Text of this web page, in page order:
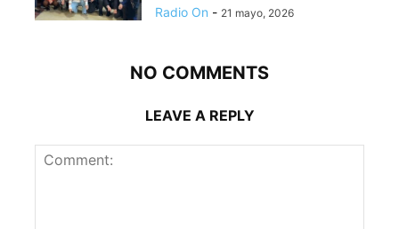
Radio On - 21 mayo, 2026
NO COMMENTS
LEAVE A REPLY